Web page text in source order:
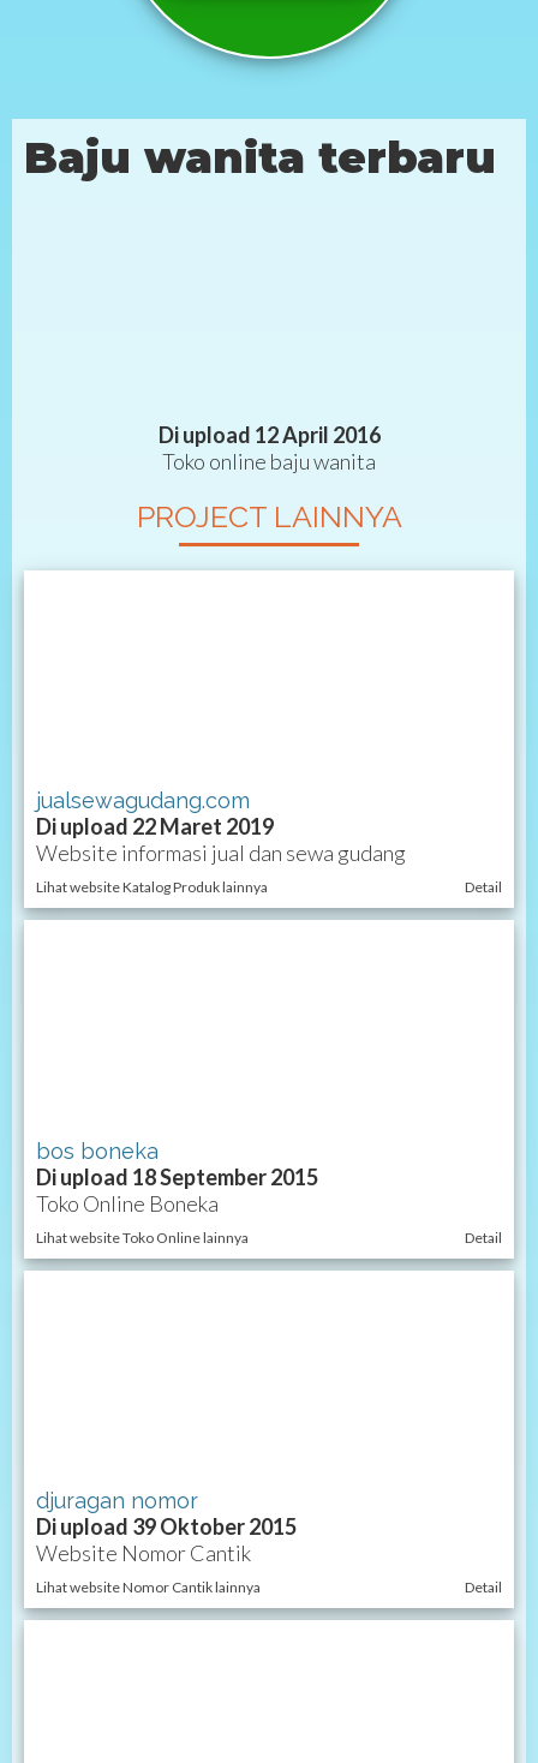
Baju wanita terbaru
Di upload 12 April 2016
Toko online baju wanita
PROJECT LAINNYA
jualsewagudang.com
Di upload 22 Maret 2019
Website informasi jual dan sewa gudang
Lihat website Katalog Produk lainnya Detail
bos boneka
Di upload 18 September 2015
Toko Online Boneka
Lihat website Toko Online lainnya Detail
djuragan nomor
Di upload 39 Oktober 2015
Website Nomor Cantik
Lihat website Nomor Cantik lainnya Detail